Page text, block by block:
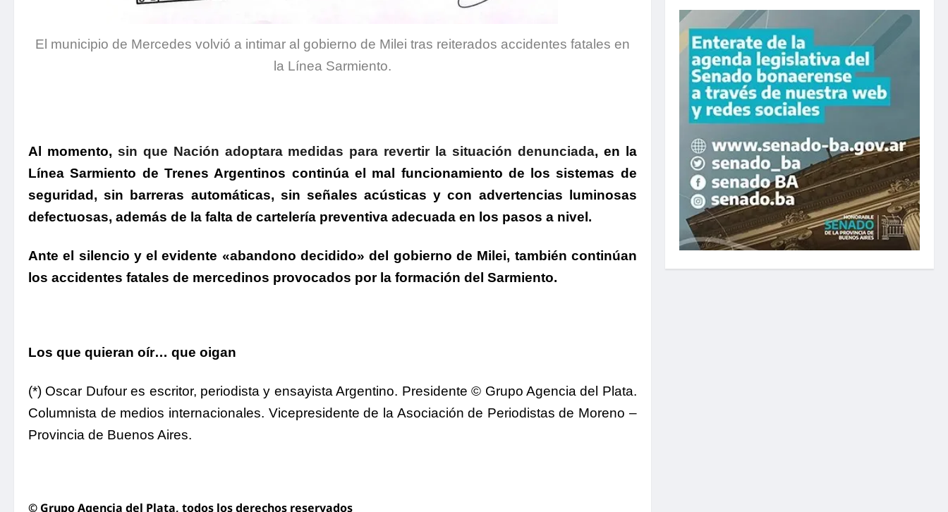
El municipio de Mercedes volvió a intimar al gobierno de Milei tras reiterados accidentes fatales en
la Línea Sarmiento.
Al momento, sin que Nación adoptara medidas para revertir la situación denunciada, en la
Línea Sarmiento de Trenes Argentinos continúa el mal funcionamiento de los sistemas de
seguridad, sin barreras automáticas, sin señales acústicas y con advertencias luminosas
defectuosas, además de la falta de cartelería preventiva adecuada en los pasos a nivel.
Ante el silencio y el evidente «abandono decidido» del gobierno de Milei, también continúan
los accidentes fatales de mercedinos provocados por la formación del Sarmiento.
Los que quieran oír… que oigan
(*) Oscar Dufour es escritor, periodista y ensayista Argentino. Presidente © Grupo Agencia del Plata.
Columnista de medios internacionales. Vicepresidente de la Asociación de Periodistas de Moreno –
Provincia de Buenos Aires.
© Grupo Agencia del Plata, todos los derechos reservados